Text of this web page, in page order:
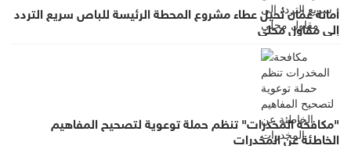
أمانة عمّان تُحيل عطاء مشروع المحطة الرئيسة للباص سريع التردد
إلى مقاول محلي
"مكافحة المخدرات" تنظم حملة توعوية لتصحيح المفاهيم
الخاطئة عن المخدرات